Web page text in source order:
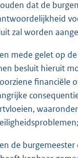
dat de
zal worden
mede gelet op
besluit hieruit
financiële
de burgemeester